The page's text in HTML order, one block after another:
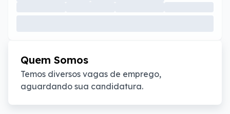
Quem Somos
Temos diversos vagas de emprego,
aguardando sua candidatura.